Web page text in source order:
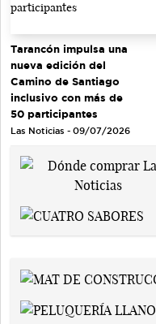
Tarancón impulsa una
nueva edición del
Camino de Santiago
inclusivo con más de
50 participantes
Las Noticias - 09/07/2026